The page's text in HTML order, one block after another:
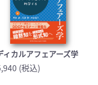
ィカルアフェアーズ学
(税込)